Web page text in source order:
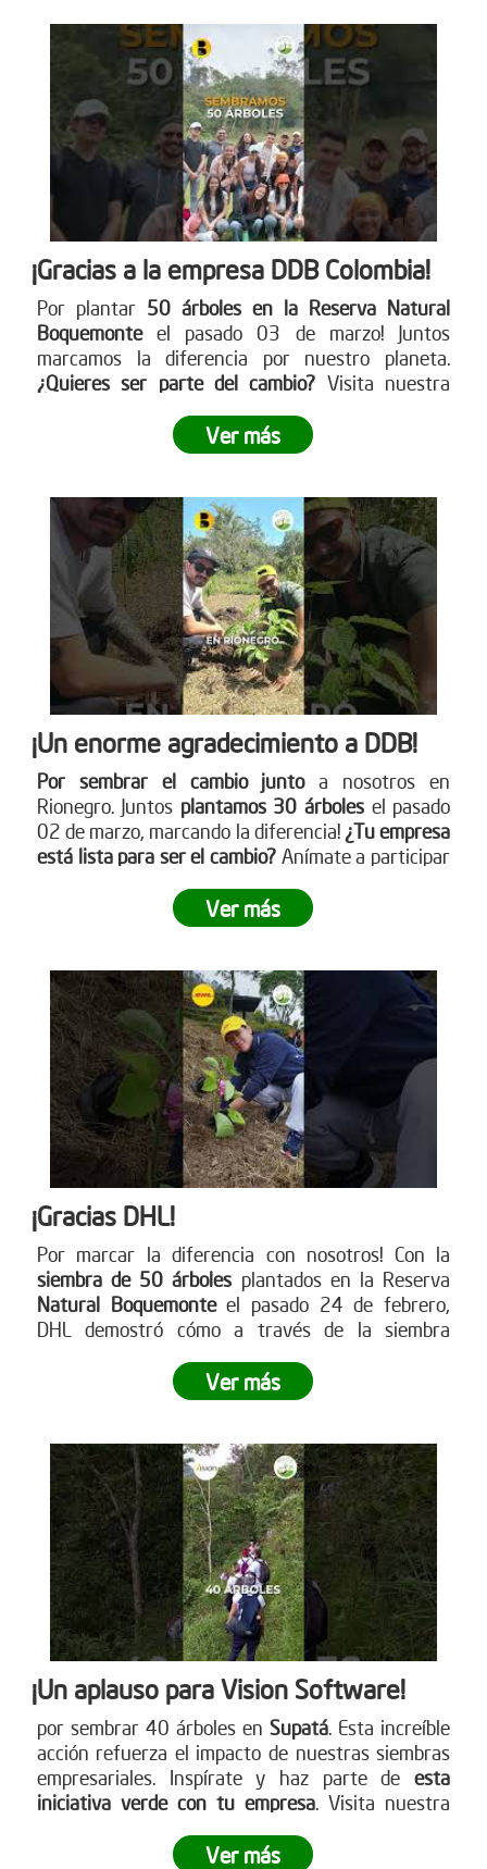
¡Gracias a la empresa DDB Colombia!
Por plantar50 árboles en la Reserva Natural
Boquemonteel pasado 03 de marzo! Juntos
marcamos la diferencia por nuestro planeta.
¿Quieres ser parte del cambio? Visita nuestra
www.reddearboles.orgVer más
¡Un enorme agradecimiento a DDB!
Por sembrar el cambio juntoa nosotros en
Rionegro. Juntos plantamos 30 árboles el pasado
02 de marzo, marcando la diferencia!¿Tu empresa
está lista para ser el cambio? Anímate a participar
información sobre cómo puedes unirte, visita
nuestro sitio web www.reddearboles.org
Ver más
¡Gracias DHL!
Por marcar la diferencia con nosotros! Con la
siembra de 50 árboles plantados en la Reserva
Natural Boquemonteel pasado 24 de febrero,
DHL demostró cómo a través de la siembra
significativa en nuestro planeta.¿Listo para dejar
tu propia huella? Únete a este movimiento verde y
nuestra página web para más información sobre
cómo puedes participar. www.reddearboles.org
Ver más
¡Un aplauso para Vision Software!
por sembrar 40 árboles en Supatá. Esta increíble
acción refuerza el impacto de nuestras siembras
empresariales. Inspírate y haz parte deesta
iniciativa verde con tu empresa. Visita nuestra
www.reddearboles.orgVer más